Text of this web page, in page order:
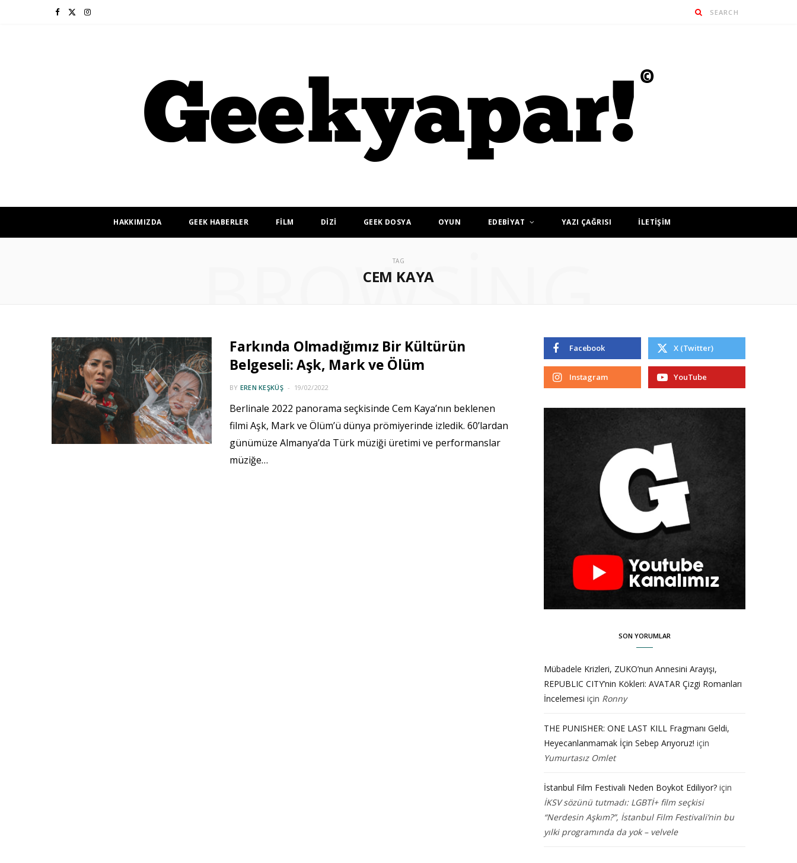
F I
HAKKIMIZDA GEEK HABERLER FİLM DİZİ GEEK DOSYA OYUN EDEBİYAT YAZI ÇAĞRISI İLETİŞİM
TAG
CEM KAYA
BROWSING
Farkında Olmadığımız Bir Kültürün
Belgeseli: Aşk, Mark ve Ölüm
BY EREN KEŞKÜŞ 19/02/2022
Berlinale 2022 panorama seçkisinde Cem Kaya’nın beklenen
filmi Aşk, Mark ve Ölüm’ü dünya prömiyerinde izledik. 60’lardan
günümüze Almanya’da Türk müziği üretimi ve performanslar
müziğe…
Facebook X (Twitter)
Instagram YouTube
SON YORUMLAR
Mübadele Krizleri, ZUKO’nun Annesini Arayışı,
REPUBLIC CITY’nin Kökleri: AVATAR Çizgi Romanları
İncelemesi için Ronny
THE PUNISHER: ONE LAST KILL Fragmanı Geldi,
Heyecanlanmamak İçin Sebep Arıyoruz! için
Yumurtasız Omlet
İstanbul Film Festivali Neden Boykot Ediliyor? için
İKSV sözünü tutmadı: LGBTİ+ film seçkisi
“Nerdesin Aşkım?”, İstanbul Film Festivali’nin bu
yılki programında da yok – velvele